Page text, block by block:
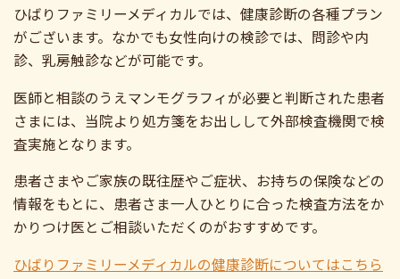
ひばりファミリーメディカルでは、健康診断の各種プラン
がございます。なかでも女性向けの検診では、問診や内
診、乳房触診などが可能です。
医師と相談のうえマンモグラフィが必要と判断された患者
さまには、当院より処方箋をお出しして外部検査機関で検
査実施となります。
患者さまやご家族の既往歴やご症状、お持ちの保険などの
情報をもとに、患者さま一人ひとりに合った検査方法をか
かりつけ医とご相談いただくのがおすすめです。
ひばりファミリーメディカルの健康診断についてはこちら